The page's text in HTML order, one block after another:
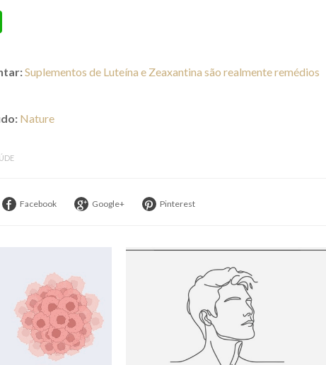
A
Suplementos de Luteína e Zeaxantina são realmente remédios
Nature
Facebook Google+ Pinterest